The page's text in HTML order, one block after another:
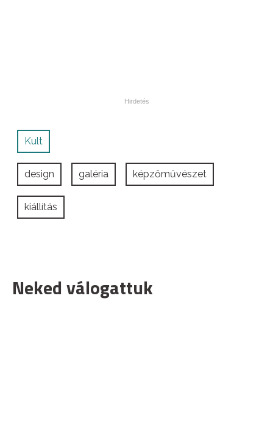
Kult
design galéria képzőművészet
kiállítás
Neked válogattuk